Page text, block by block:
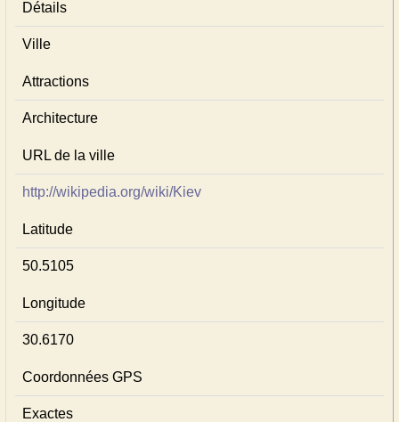
Détails
Ville
Attractions
Architecture
URL de la ville
http://wikipedia.org/wiki/Kiev
Latitude
50.5105
Longitude
30.6170
Coordonnées GPS
Exactes